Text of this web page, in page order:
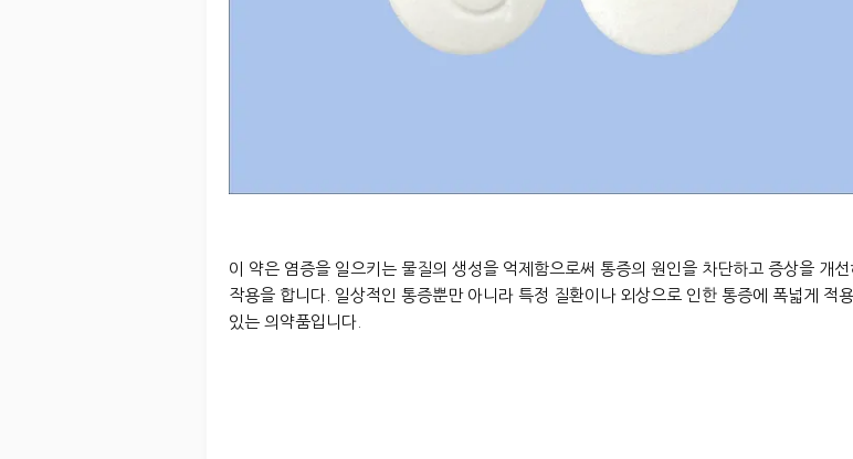
이 약은 염증을 일으키는 물질의 생성을 억제함으로써 통증의 원인을 차단하고 증상을 개선
작용을 합니다. 일상적인 통증뿐만 아니라 특정 질환이나 외상으로 인한 통증에 폭넓게 적
있는 의약품입니다.